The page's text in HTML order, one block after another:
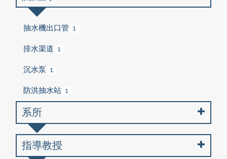
抽水機出口管 1
排水渠道 1
沉水泵 1
防洪抽水站 1
系所
指導教授